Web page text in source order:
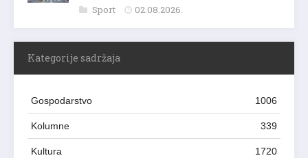
Sport 02.08.2026.
Kategorije sadržaja
Gospodarstvo 1006
Kolumne 339
Kultura 1720